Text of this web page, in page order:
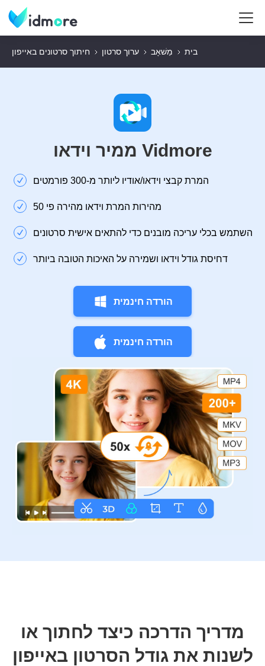
בית מַשׁאָב ערוך סרטון חיתוך סרטונים באייפון
ממיר וידאו Vidmore
המרת קבצי וידאו/אודיו ליותר מ-300 פורמטים
מהירות המרת וידאו מהירה פי 50
השתמש בכלי עריכה מובנים כדי להתאים אישית סרטונים
דחיסת גודל וידאו ושמירה על האיכות הטובה ביותר
הורדה חינמית
הורדה חינמית
מדריך הדרכה כיצד לחתוך או
לשנות את גודל הסרטון באייפון